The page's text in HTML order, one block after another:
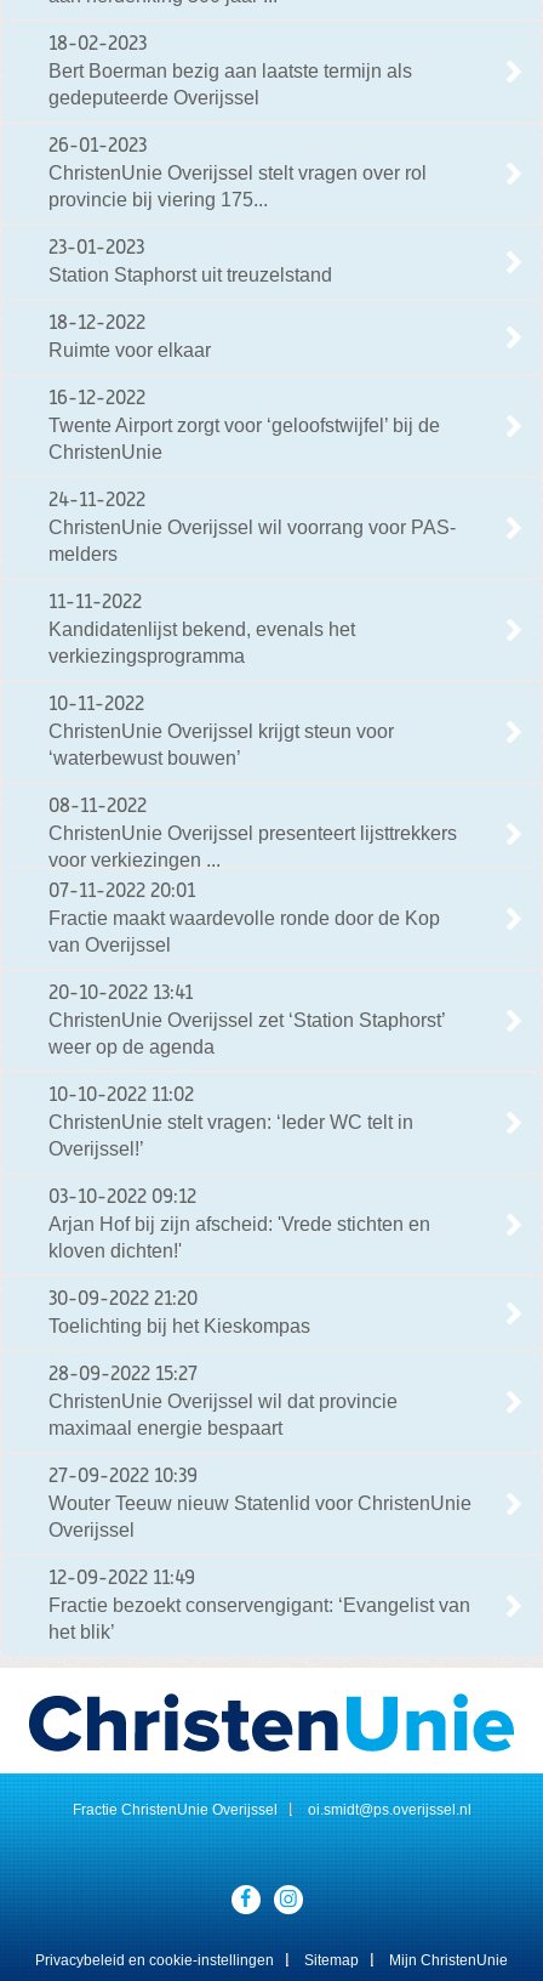
18-02-2023
Bert Boerman bezig aan laatste termijn als
gedeputeerde Overijssel
26-01-2023
ChristenUnie Overijssel stelt vragen over rol
provincie bij viering 175...
23-01-2023
Station Staphorst uit treuzelstand
18-12-2022
Ruimte voor elkaar
16-12-2022
Twente Airport zorgt voor ‘geloofstwijfel’ bij de
ChristenUnie
24-11-2022
ChristenUnie Overijssel wil voorrang voor PAS-
melders
11-11-2022
Kandidatenlijst bekend, evenals het
verkiezingsprogramma
10-11-2022
ChristenUnie Overijssel krijgt steun voor
‘waterbewust bouwen’
08-11-2022
ChristenUnie Overijssel presenteert lijsttrekkers
voor verkiezingen ...
07-11-2022 20:01
Fractie maakt waardevolle ronde door de Kop
van Overijssel
20-10-2022 13:41
ChristenUnie Overijssel zet ‘Station Staphorst’
weer op de agenda
10-10-2022 11:02
ChristenUnie stelt vragen: ‘Ieder WC telt in
Overijssel!’
03-10-2022 09:12
Arjan Hof bij zijn afscheid: 'Vrede stichten en
kloven dichten!'
30-09-2022 21:20
Toelichting bij het Kieskompas
28-09-2022 15:27
ChristenUnie Overijssel wil dat provincie
maximaal energie bespaart
27-09-2022 10:39
Wouter Teeuw nieuw Statenlid voor ChristenUnie
Overijssel
12-09-2022 11:49
Fractie bezoekt conservengigant: ‘Evangelist van
het blik’
Actueel
Fractie ChristenUnie Overijssel oi.smidt@ps.overijssel.nl
media
Privacybeleid en cookie-instellingen Sitemap Mijn ChristenUnie